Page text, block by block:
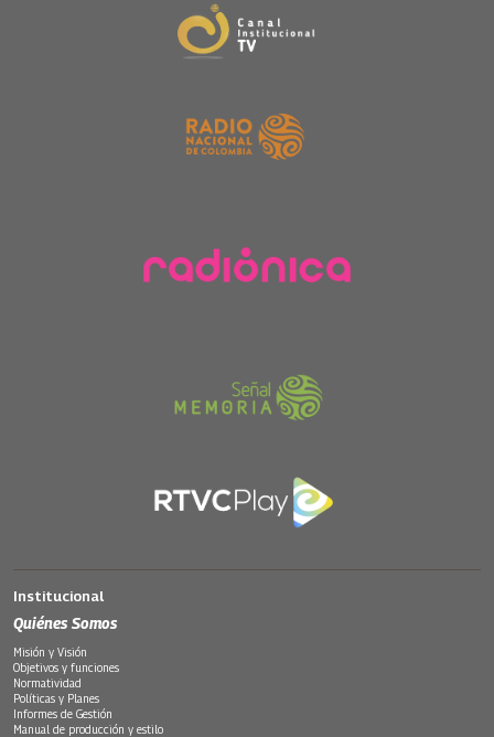
Institucional
Quiénes Somos
Misión y Visión
Objetivos y funciones
Normatividad
Políticas y Planes
Informes de Gestión
Manual de producción y estilo